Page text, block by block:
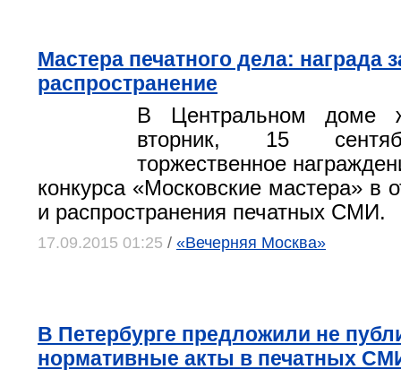
Мастера печатного дела: награда
распространение
В Центральном доме
вторник, 15
торжественное
конкурса «Московские мастера» в
и распространения печатных СМИ.
17.09.2015 01:25 / «Вечерняя Москва»
В Петербурге предложили не
нормативные акты в печатных